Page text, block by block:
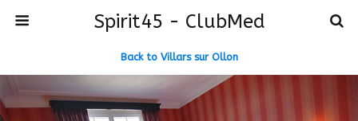
Spirit45 - ClubMed
Back to Villars sur Ollon